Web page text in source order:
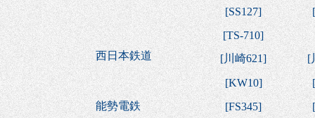
[SS127]
[
[TS-710]
西日本鉄道
[川崎621] [
[KW10]
[
能勢電鉄
[FS345] [